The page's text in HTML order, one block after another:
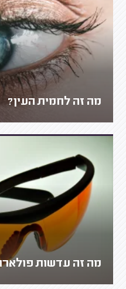
מה זה לחמית העין?
מה זה עדשות